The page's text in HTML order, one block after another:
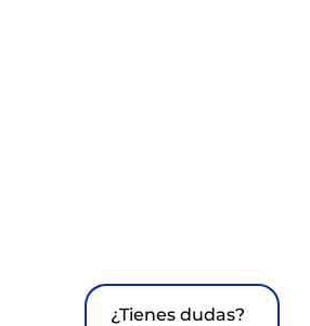
¿Tienes dudas?